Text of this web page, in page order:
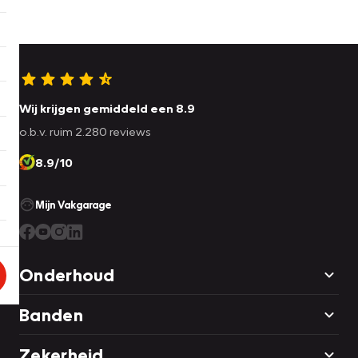
Wij krijgen gemiddeld een 8.9
o.b.v. ruim 2.280 reviews
8.9/10
Mijn Vakgarage
Onderhoud
Banden